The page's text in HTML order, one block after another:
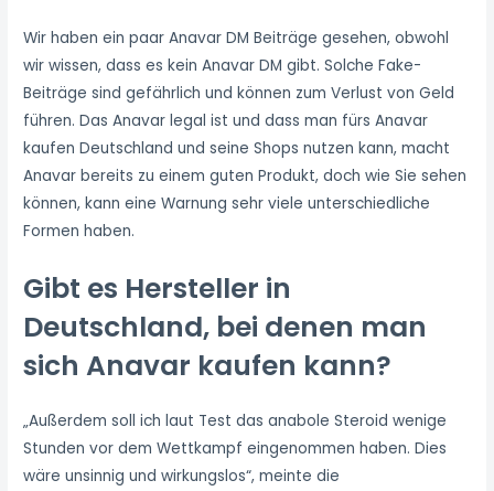
Wir haben ein paar Anavar DM Beiträge gesehen, obwohl
wir wissen, dass es kein Anavar DM gibt. Solche Fake-
Beiträge sind gefährlich und können zum Verlust von Geld
führen. Das Anavar legal ist und dass man fürs Anavar
kaufen Deutschland und seine Shops nutzen kann, macht
Anavar bereits zu einem guten Produkt, doch wie Sie sehen
können, kann eine Warnung sehr viele unterschiedliche
Formen haben.
Gibt es Hersteller in
Deutschland, bei denen man
sich Anavar kaufen kann?
„Außerdem soll ich laut Test das anabole Steroid wenige
Stunden vor dem Wettkampf eingenommen haben. Dies
wäre unsinnig und wirkungslos“, meinte die